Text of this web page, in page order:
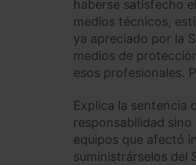
haberse satisfecho
medios técnicos,
ya apreciado por la
medios de
esos profesionales.
Explica la sentencia
responsabilidad
equipos que afectó
suministrárselos del